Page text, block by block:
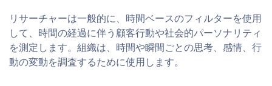
リサーチャーは一般的に、時間ベースのフィルターを使用
して、時間の経過に伴う顧客行動や社会的パーソナリティ
を測定します。組織は、時間や瞬間ごとの思考、感情、行
動の変動を調査するために使用します。